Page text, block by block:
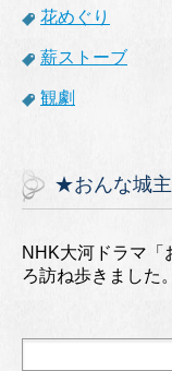
花めぐり
薪ストーブ
観劇
★おんな城主
NHK大河ドラマ「
ろ訪ね歩きました。